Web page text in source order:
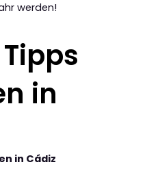
werden!
in
in Cádiz